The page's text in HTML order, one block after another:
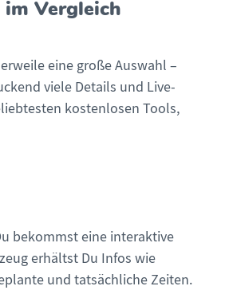
Vergleich
eine große Auswahl –
viele Details und Live-
kostenlosen Tools,
bekommst eine interaktive
erhältst Du Infos wie
und tatsächliche Zeiten.